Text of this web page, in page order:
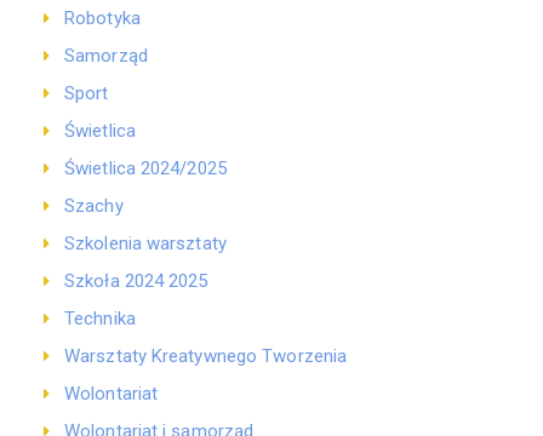
Robotyka
Samorząd
Sport
Świetlica
Świetlica 2024/2025
Szachy
Szkolenia warsztaty
Szkoła 2024 2025
Technika
Warsztaty Kreatywnego Tworzenia
Wolontariat
Wolontariat i samorząd